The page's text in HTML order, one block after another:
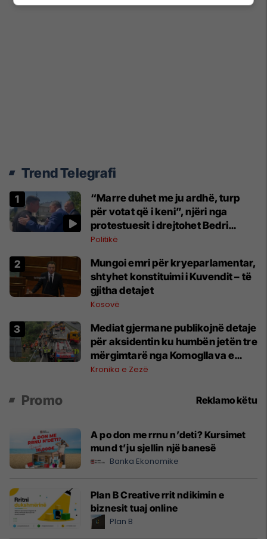
Trend Telegrafi
“Marre duhet me ju ardhë, turp
për votat që i keni”, njëri nga
protestuesit i drejtohet Bedri
Hamzës
Politikë
Mungoi emri për kryeparlamentar,
shtyhet konstituimi i Kuvendit – të
gjitha detajet
Kosovë
Mediat gjermane publikojnë detaje
për aksidentin ku humbën jetën tre
mërgimtarë nga Komogllava e
Ferizajt
Kronika e Zezë
Promo Reklamo këtu
A po don me rrnu n’deti? Kursimet
mund t’ju sjellin një banesë
Banka Ekonomike
Plan B Creative rrit ndikimin e
biznesit tuaj online
Plan B